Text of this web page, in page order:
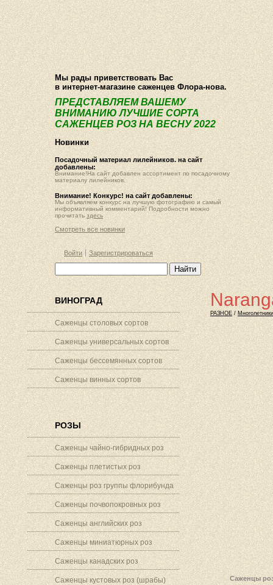
О компании Как купить Фотогалерея Статьи Опт
Мы рады приветствовать Вас
в интернет-магазине саженцев Флора-нова.
ПРЕДСТАВЛЯЕМ ВАШЕМУ
ВНИМАНИЮ ЛУЧШИЕ СОРТА
САЖЕНЦЕВ РОЗ НА ВЕСНУ 2022
Новинки
Посадочный материал лилейников. на сайт
добавлены:
Внимание!На сайт добавлен ассортимент по посадочному
материалу лилейников.
Внимание! Конкурс! на сайт добавлены:
Мы объявляем конкурс на лучшую фотографию и самый
информативный комментарий! Подробности можно
прочитать здесь
Смотреть все новинки
Войти Зарегистрироваться
ВИНОГРАД
Саженцы столовых сортов
Саженцы универсальных сортов
Саженцы бессемянных сортов
Саженцы винных сортов
РОЗЫ
Саженцы чайно-гибридных роз
Саженцы плетистых роз
Саженцы роз группы флорибунда
Саженцы почвопокровных роз
Саженцы английских роз
Саженцы миниатюрных роз
Саженцы канадских роз
Саженцы кустовых роз (шрабы)
РАЗНОЕ/ Многолетники
Саженцы